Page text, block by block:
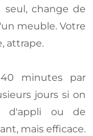
change de
meuble. Votre
attrape.
40 minutes par
jours si on
d'appli ou de
mais efficace.